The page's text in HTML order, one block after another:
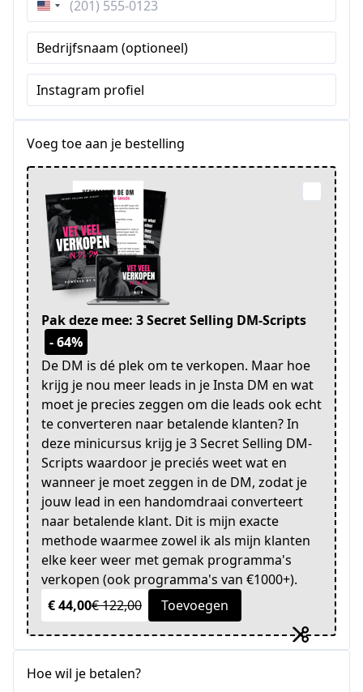
Verenigde
Staten
+1
Bedrijfsnaam (optioneel)
Instagram profiel
Voeg toe aan je bestelling
Pak deze mee: 3 Secret Selling DM-Scripts
- 64%
De DM is dé plek om te verkopen. Maar hoe
krijg je nou meer leads in je Insta DM en wat
moet je precies zeggen om die leads ook echt
te converteren naar betalende klanten? In
deze minicursus krijg je 3 Secret Selling DM-
Scripts waardoor je preciés weet wat en
wanneer je moet zeggen in de DM, zodat je
jouw lead in een handomdraai converteert
naar betalende klant. Dit is mijn exacte
methode waarmee zowel ik als mijn klanten
elke keer weer met gemak programma's
verkopen (ook programma's van €1000+).
€ 44,00€ 122,00 Toevoegen
Hoe wil je betalen?